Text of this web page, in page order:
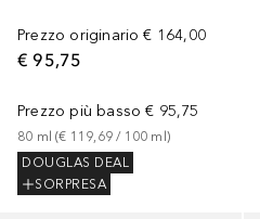
Prezzo originario € 164,00
€ 95,75
Prezzo più basso € 95,75
80 ml (€ 119,69 / 100 ml )
DOUGLAS DEAL
SORPRESA